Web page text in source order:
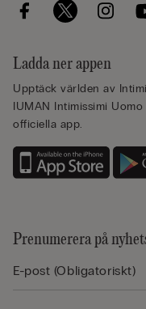
Ladda ner appen
Upptäck världen av
IUMAN Intimissimi
officiella app.
Prenumerera på